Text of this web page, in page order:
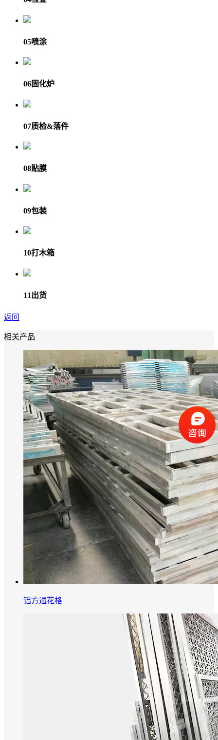
05喷涂
06固化炉
07质检&落件
08贴膜
09包装
10打木箱
11出货
返回
相关产品
铝方通花格